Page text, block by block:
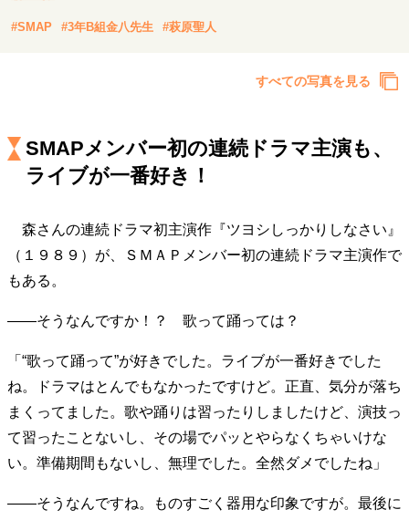
次世代へのバトン
マインドセット
忘れられない言葉
10代・20代の土台
40代からの景色 50代のリアル
美しさの哲学
病が教えてくれたこと
移住という選択
熱狂できるもの
一生モノの愛用品
私を彩るエッセンス
60代のネクストステージ
70代のグランドデザイン
社会・カルチャー・マネー
#SMAP #3年B組金八先生 #萩原聖人
すべての写真を見る
SMAPメンバー初の連続ドラマ主演も、
ライブが一番好き！
森さんの連続ドラマ初主演作『ツヨシしっかりしなさい』
（１９８９）が、ＳＭＡＰメンバー初の連続ドラマ主演作で
もある。
――そうなんですか！？ 歌って踊っては？
「“歌って踊って”が好きでした。ライブが一番好きでした
ね。ドラマはとんでもなかったですけど。正直、気分が落ち
まくってました。歌や踊りは習ったりしましたけど、演技っ
て習ったことないし、その場でパッとやらなくちゃいけな
い。準備期間もないし、無理でした。全然ダメでしたね」
――そうなんですね。ものすごく器用な印象ですが。最後に